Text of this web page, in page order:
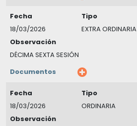
Fecha
18/03/2026
Tipo
EXTRA ORDINARIA
Observación
DÉCIMA SEXTA SESIÓN
Documentos
Fecha
18/03/2026
Tipo
ORDINARIA
Observación